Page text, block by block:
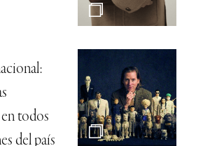
todos
del país